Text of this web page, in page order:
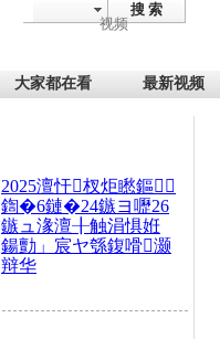
搜 索
视频
大家都在看 最新视频
2025澶忓杈炬矁鏂
鍧�6鏈�24鏃ヨ嚦26
鏃ュ湪澶╂触涓惧姙
鍚勯」宸ヤ綔鍑嗗灏
辩华